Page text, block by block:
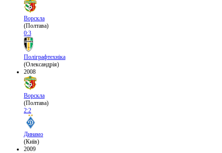
Ворскла
(Полтава)
0:3
Поліграфтехніка
(Олександрія)
2008
Ворскла
(Полтава)
2:2
Динамо
(Київ)
2009